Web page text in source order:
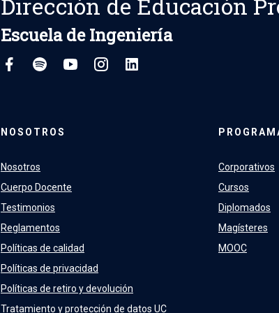
Dirección de Educación
Escuela de Ingeniería
NOSOTROS
Nosotros
Cuerpo Docente
Testimonios
Reglamentos
Políticas de calidad
Políticas de privacidad
Políticas de retiro y devolución
Tratamiento y protección de datos UC
Corporativos
Cursos
Diplomados
Magísteres
MOOC